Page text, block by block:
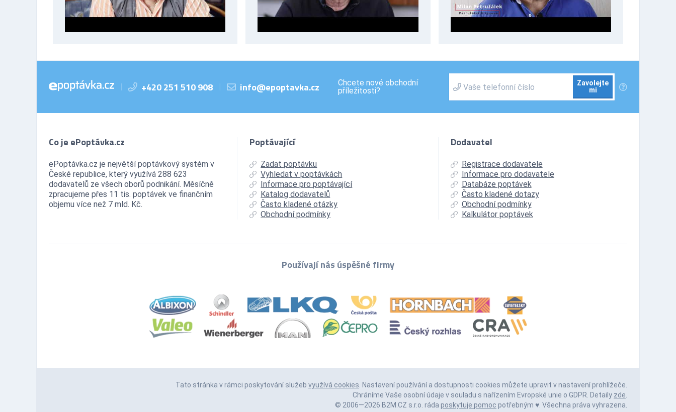
| +420 251 510 908 | info@epoptavka.cz
Chcete nové obchodní
příležitosti?
Zavolejte
mi
Co je ePoptávka.cz
ePoptávka.cz je největší poptávkový systém v
České republice, který využívá 288 623
dodavatelů ze všech oborů podnikání. Měsíčně
zpracujeme přes 11 tis. poptávek ve finančním
objemu více než 7 mld. Kč.
Poptávající
Zadat poptávku
Vyhledat v poptávkách
Informace pro poptávající
Katalog dodavatelů
Často kladené otázky
Obchodní podmínky
Dodavatel
Registrace dodavatele
Informace pro dodavatele
Databáze poptávek
Často kladené dotazy
Obchodní podmínky
Kalkulátor poptávek
Používají nás úspěšné firmy
Tato stránka v rámci poskytování služeb využívá cookies . Nastavení používání a dostupnosti cookies můžete upravit v nastavení prohlížeče.
Chráníme Vaše osobní údaje v souladu s nařízením Evropské unie o GDPR. Detaily zde
© 2006—2026 B2M.CZ s.r.o. ráda poskytuje pomoc potřebným ♥️. Všechna práva vyhrazena.